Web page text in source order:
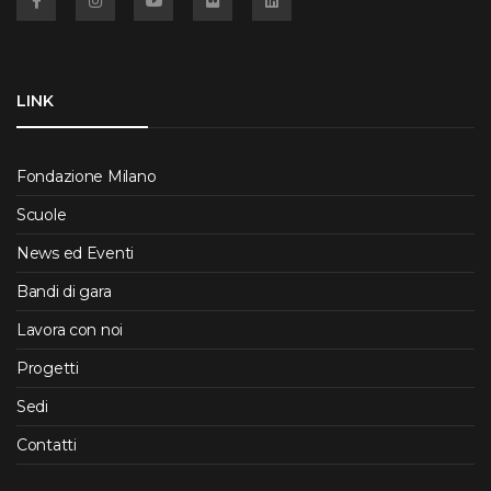
LINK
Fondazione Milano
Scuole
News ed Eventi
Bandi di gara
Lavora con noi
Progetti
Sedi
Contatti